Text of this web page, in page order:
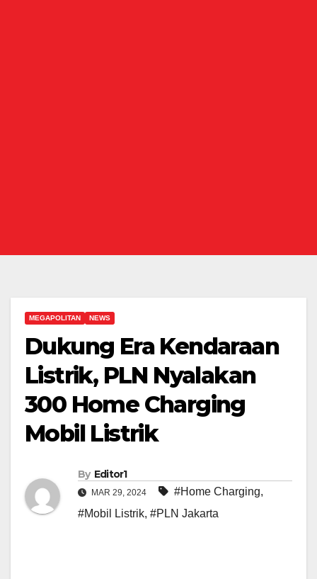
MEGAPOLITAN NEWS
Dukung Era Kendaraan
Listrik, PLN Nyalakan
300 Home Charging
Mobil Listrik
By Editor1
MAR 29, 2024 #Home Charging,
#Mobil Listrik, #PLN Jakarta